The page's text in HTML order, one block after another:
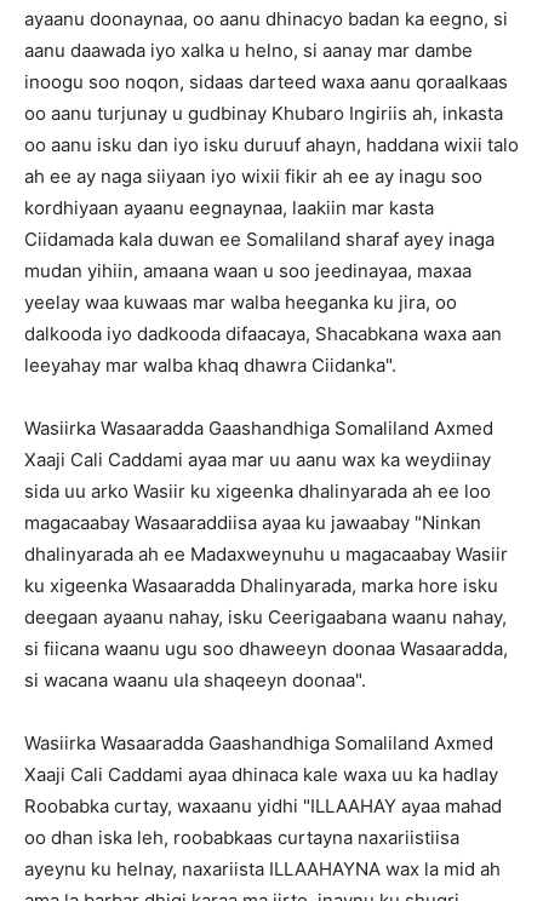
ayaanu doonaynaa, oo aanu dhinacyo badan ka eegno, si
aanu daawada iyo xalka u helno, si aanay mar dambe
inoogu soo noqon, sidaas darteed waxa aanu qoraalkaas
oo aanu turjunay u gudbinay Khubaro Ingiriis ah, inkasta
oo aanu isku dan iyo isku duruuf ahayn, haddana wixii talo
ah ee ay naga siiyaan iyo wixii fikir ah ee ay inagu soo
kordhiyaan ayaanu eegnaynaa, laakiin mar kasta
Ciidamada kala duwan ee Somaliland sharaf ayey inaga
mudan yihiin, amaana waan u soo jeedinayaa, maxaa
yeelay waa kuwaas mar walba heeganka ku jira, oo
dalkooda iyo dadkooda difaacaya, Shacabkana waxa aan
leeyahay mar walba khaq dhawra Ciidanka".
Wasiirka Wasaaradda Gaashandhiga Somaliland Axmed
Xaaji Cali Caddami ayaa mar uu aanu wax ka weydiinay
sida uu arko Wasiir ku xigeenka dhalinyarada ah ee loo
magacaabay Wasaaraddiisa ayaa ku jawaabay "Ninkan
dhalinyarada ah ee Madaxweynuhu u magacaabay Wasiir
ku xigeenka Wasaaradda Dhalinyarada, marka hore isku
deegaan ayaanu nahay, isku Ceerigaabana waanu nahay,
si fiicana waanu ugu soo dhaweeyn doonaa Wasaaradda,
si wacana waanu ula shaqeeyn doonaa".
Wasiirka Wasaaradda Gaashandhiga Somaliland Axmed
Xaaji Cali Caddami ayaa dhinaca kale waxa uu ka hadlay
Roobabka curtay, waxaanu yidhi "ILLAAHAY ayaa mahad
oo dhan iska leh, roobabkaas curtayna naxariistiisa
ayeynu ku helnay, naxariista ILLAAHAYNA wax la mid ah